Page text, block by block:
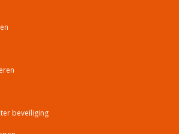
beveiliging